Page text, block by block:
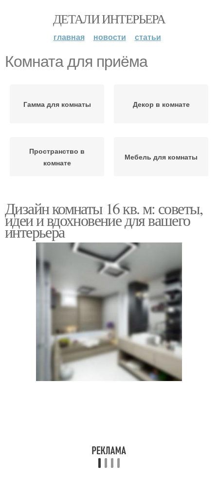
ДЕТАЛИ ИНТЕРЬЕРА
главная новости статьи
Комната для приёма
Гамма для комнаты Декор в комнате
Пространство в
комнате
Мебель для комнаты
Дизайн комнаты 16 кв. м: советы,
идеи и вдохновение для вашего
интерьера